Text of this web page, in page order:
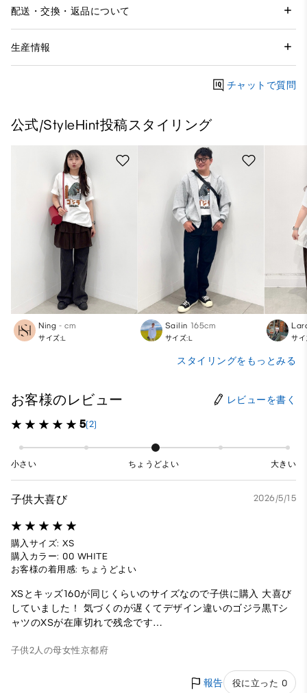
配送・交換・返品について
生産情報
チャットで質問
公式/StyleHint投稿スタイリング
Ning - cm
サイズ:L
Sailin 165cm
サイズ:L サ
スタイリングをもっとみる
お客様のレビュー レビューを書く
5(2)
小さい ちょうどよい 大きい
子供大喜び 2026/5/15
購入サイズ: XS
購入カラー: 00 WHITE
お客様の着用感: ちょうどよい
XSとキッズ160が同じくらいのサイズなので子供に購入 大喜び
していました！ 気づくのが遅くてデザイン違いのゴジラ黒Tシ
ャツのXSが在庫切れで残念です…
子供2人の母女性京都府
報告 役に立った 0